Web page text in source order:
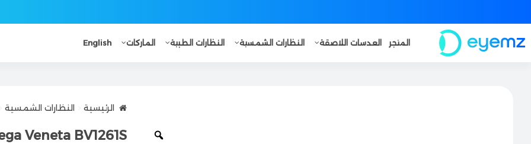
المتجر العدسات اللاصقة النظارات الشمسية النظارات الطبية الماركات English
الرئيسية النظارات الشمسية
Veneta BV1261S